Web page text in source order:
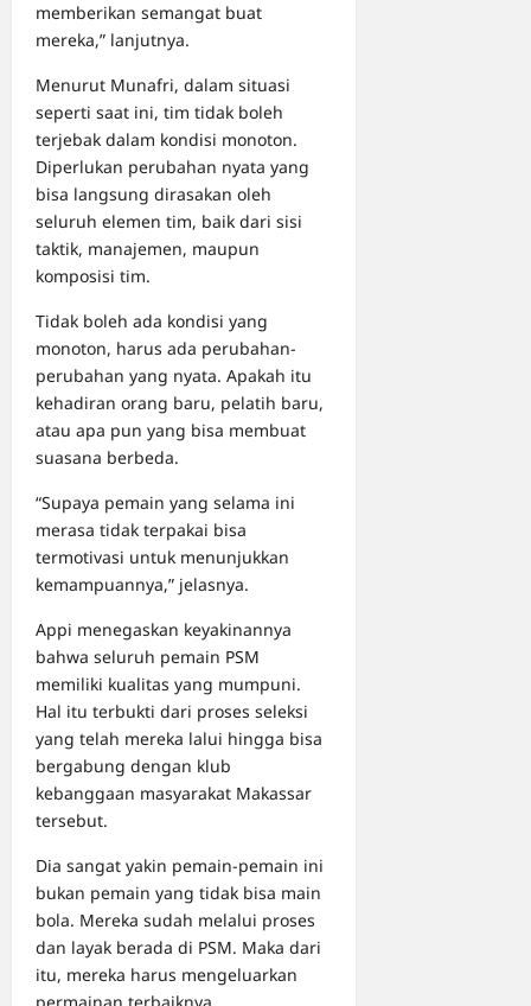
memberikan semangat buat
mereka,” lanjutnya.
Menurut Munafri, dalam situasi
seperti saat ini, tim tidak boleh
terjebak dalam kondisi monoton.
Diperlukan perubahan nyata yang
bisa langsung dirasakan oleh
seluruh elemen tim, baik dari sisi
taktik, manajemen, maupun
komposisi tim.
Tidak boleh ada kondisi yang
monoton, harus ada perubahan-
perubahan yang nyata. Apakah itu
kehadiran orang baru, pelatih baru,
atau apa pun yang bisa membuat
suasana berbeda.
“Supaya pemain yang selama ini
merasa tidak terpakai bisa
termotivasi untuk menunjukkan
kemampuannya,” jelasnya.
Appi menegaskan keyakinannya
bahwa seluruh pemain PSM
memiliki kualitas yang mumpuni.
Hal itu terbukti dari proses seleksi
yang telah mereka lalui hingga bisa
bergabung dengan klub
kebanggaan masyarakat Makassar
tersebut.
Dia sangat yakin pemain-pemain ini
bukan pemain yang tidak bisa main
bola. Mereka sudah melalui proses
dan layak berada di PSM. Maka dari
itu, mereka harus mengeluarkan